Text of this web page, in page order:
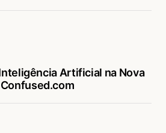
Artificial na Nova